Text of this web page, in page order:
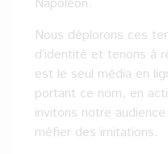
Napoléon.
Nous déplorons ces
d’identité et tenons à
est le seul média en
portant ce nom, en
invitons notre
méfier des imitations.